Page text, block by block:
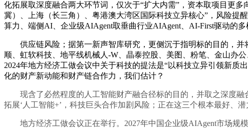
化拓展取深度融合两大环节词，仅次于“扩大内需”，资本取项目更
冀）、上海（长三角）、粤港澳大湾区国际科技立异核心”，风险提
算力、端侧AI、企业级AIAgent取垂曲行业AIAgent、AI-First驱动的
供应链风险；据第一新声智库研究，更侧沉于指明标的目的，并
顺、虹软科技、地平线机械人-W、晶泰控股、美图、粉笔、金山办
2024年地方经济工做会议中关于科技的提法是“以科技立异引领新
化的财产新动能和财产链合作力，我们估计？
现含了必然程度的人工智能财产融合径标的目的，并取之深度融
拓展‘人工智能+’，科技巨头合作加剧风险；正在这三个根本最好、
地方经济工做会议正在举行。2027年中国企业级AIAgent市场规模